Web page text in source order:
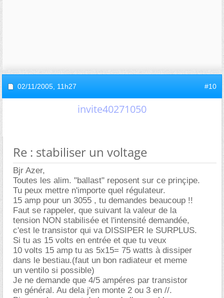
02/11/2005, 11h27 #10
invite40271050
Re : stabiliser un voltage
Bjr Azer,
Toutes les alim. "ballast" reposent sur ce prinçipe.
Tu peux mettre n'importe quel régulateur.
15 amp pour un 3055 , tu demandes beaucoup !!
Faut se rappeler, que suivant la valeur de la
tension NON stabilisée et l'intensité demandée,
c'est le transistor qui va DISSIPER le SURPLUS.
Si tu as 15 volts en entrée et que tu veux
10 volts 15 amp tu as 5x15= 75 watts à dissiper
dans le bestiau.(faut un bon radiateur et meme
un ventilo si possible)
Je ne demande que 4/5 ampéres par transistor
en général. Au dela j'en monte 2 ou 3 en //.